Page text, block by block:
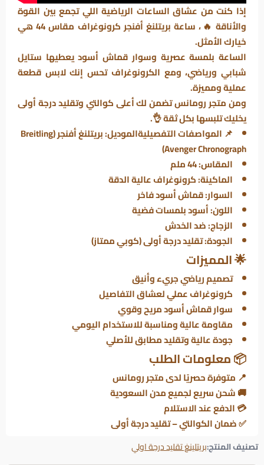
إذا كنت من عشاق الساعات الرياضية اللي تجمع بين القوة
والأناقة 🔥، ساعة بريتلنغ أفنجر كرونوغراف مقاس 44 هي
خيارك الأمثل.
الساعة بلمسة عصرية وسوار قماش أسود يعطيها ستايل
شبابي ورياضي، ومع الكرونوغراف تحس إنك لابس قطعة
عملية ومميزة.
ومن متجر رومانس تضمن لك أعلى كوالتي وتقليد درجة أولى
يخليك تلبسها بكل ثقة 👌.
📌 المواصفات التفصيليةالموديل: بريتلنغ أفنجر (Breitling
Avenger Chronograph)
المقاس: 44 ملم
الماكينة: كرونوغراف عالية الدقة
السوار: قماش أسود فاخر
اللون: أسود بلمسات فضية
الزجاج: ضد الخدش
الجودة: تقليد درجة أولى (كوبي ممتاز)
🌟 المميزات
تصميم رياضي جريء وأنيق
كرونوغراف عملي لعشاق التفاصيل
سوار قماش أسود مريح وقوي
مقاومة عالية ومناسبة للاستخدام اليومي
جودة عالية وتقليد مطابق للأصلي
📦 معلومات الطلب
📍 متوفرة حصريًا لدى متجر رومانس
🚚 شحن سريع لجميع مدن السعودية
💳 الدفع عند الاستلام
✅ ضمان الكوالتي – تقليد درجة أولى
تصنيف المنتج:بريتلينغ تقليد درجة اولي